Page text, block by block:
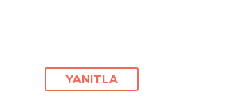
YANITLA